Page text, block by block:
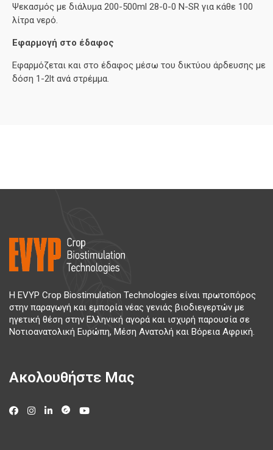
Ψεκασμός με διάλυμα 200-500ml 28-0-0 N-SR για κάθε 100
λίτρα νερό.
Εφαρμογή στο έδαφος
Εφαρμόζεται και στο έδαφος μέσω του δικτύου άρδευσης με
δόση 1-2lt ανά στρέμμα.
Η EVYP Crop Biostimulation Technologies είναι πρωτοπόρος
στην παραγωγή και εμπορία νέας γενιάς βιοδιεγερτών με
ηγετική θέση στην Ελληνική αγορά και ισχυρή παρουσία σε
Νοτιοανατολική Ευρώπη, Μέση Ανατολή και Βόρεια Αφρική.
Ακολουθήστε Μας